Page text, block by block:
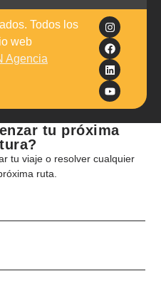
Todos los
web
Agencia
tu próxima
tu viaje o resolver cualquier
ruta.